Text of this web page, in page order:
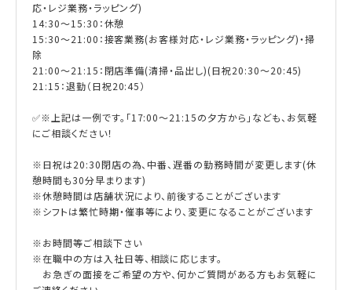
応・レジ業務・ラッピング)
14:30〜15:30：休憩
15:30～21:00：接客業務(お客様対応・レジ業務・ラッピング)・掃
除
21:00～21:15：閉店準備(清掃・品出し)(日祝20:30～20:45)
21:15：退勤（日祝20:45）
✅※上記は一例です。「17:00〜21:15の夕方から」なども、お気軽
にご相談ください！
※日祝は20:30閉店の為、中番、遅番の勤務時間が変更します(休
憩時間も30分早まります)
※休憩時間は店舗状況により、前後することがございます
※シフトは繁忙時期・催事等により、変更になることがございます
※お時間等ご相談下さい
※在職中の方は入社日等、相談に応じます。
お急ぎの面接をご希望の方や、何かご質問がある方もお気軽に